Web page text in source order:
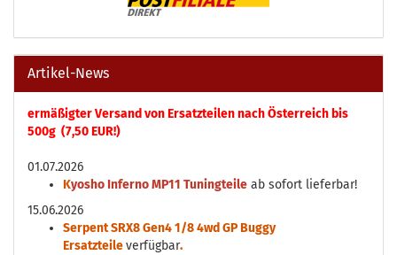
Artikel-News
ermäßigter Versand von Ersatzteilen nach Österreich bis
500g (7,50 EUR!)
01.07.2026
Kyosho Inferno MP11 Tuningteile ab sofort lieferbar!
15.06.2026
Serpent SRX8 Gen4 1/8 4wd GP Buggy
Ersatzteileverfügbar.